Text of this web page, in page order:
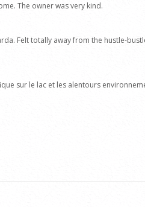
The owner was very kind.
Felt totally away from the hustle-
sur le lac et les alentours